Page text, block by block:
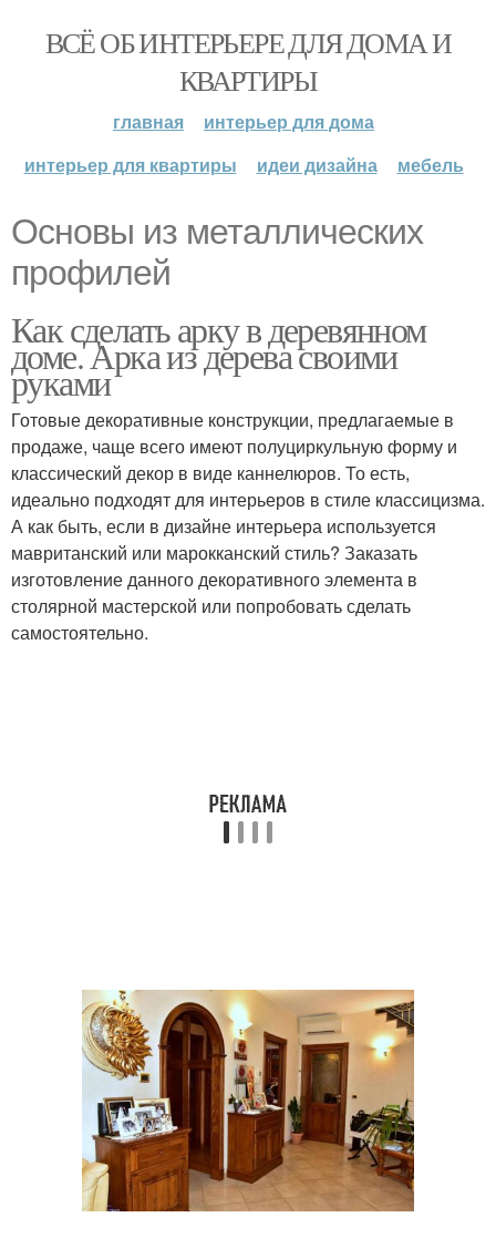
ВСЁ ОБ ИНТЕРЬЕРЕ ДЛЯ ДОМА И
КВАРТИРЫ
главная
интерьер для дома
интерьер для квартиры
идеи дизайна мебель
Основы из металлических
профилей
Как сделать арку в деревянном
доме. Арка из дерева своими
руками
Готовые декоративные конструкции, предлагаемые в
продаже, чаще всего имеют полуциркульную форму и
классический декор в виде каннелюров. То есть,
идеально подходят для интерьеров в стиле классицизма.
А как быть, если в дизайне интерьера используется
мавританский или марокканский стиль? Заказать
изготовление данного декоративного элемента в
столярной мастерской или попробовать сделать
самостоятельно.